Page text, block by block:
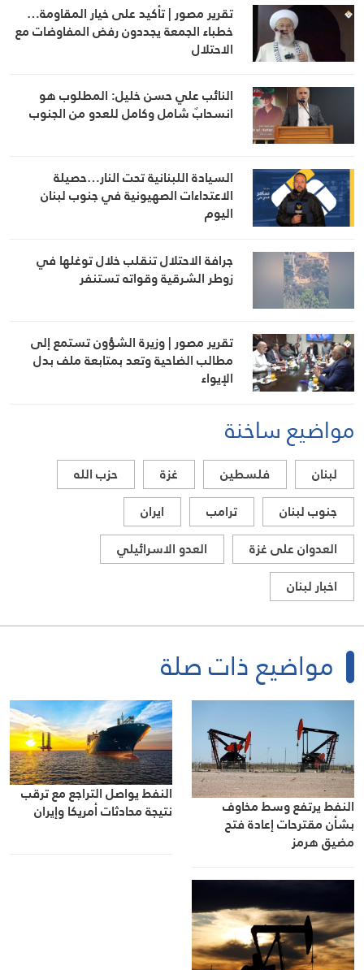
تقرير مصور | تأكيد على خيار المقاومة…
خطباء الجمعة يجددون رفض المفاوضات مع
الاحتلال
النائب علي حسن خليل: المطلوب هو
انسحابٌ شامل وكامل للعدو من الجنوب
السيادة اللبنانية تحت النار…حصيلة
الاعتداءات الصهيونية في جنوب لبنان
اليوم
جرافة الاحتلال تنقلب خلال توغلها في
زوطر الشرقية وقواته تستنفر
تقرير مصور | وزيرة الشؤون تستمع إلى
مطالب الضاحية وتعد بمتابعة ملف بدل
الإيواء
مواضيع ساخنة
لبنان فلسطين غزة
حزب الله
جنوب لبنان
ترامب
ايران
العدوان على غزة
العدو الاسرائيلي
اخبار لبنان
مواضيع ذات صلة
النفط يرتفع وسط مخاوف
بشأن مقترحات إعادة فتح
مضيق هرمز
النفط يواصل التراجع مع ترقب
نتيجة محادثات أمريكا وإيران